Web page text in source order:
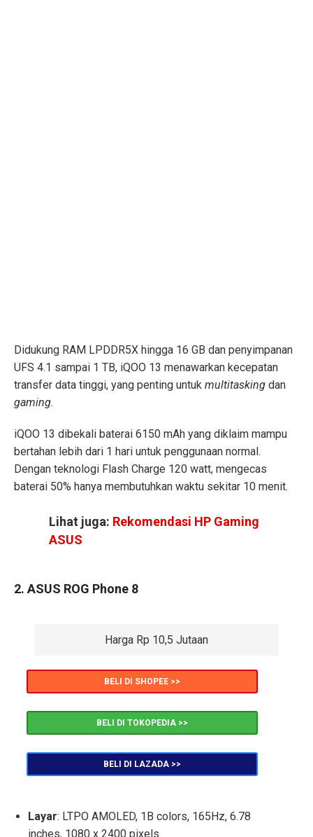
Didukung RAM LPDDR5X hingga 16 GB dan penyimpanan
UFS 4.1 sampai 1 TB, iQOO 13 menawarkan kecepatan
transfer data tinggi, yang penting untuk multitasking dan
gaming.
iQOO 13 dibekali baterai 6150 mAh yang diklaim mampu
bertahan lebih dari 1 hari untuk penggunaan normal.
Dengan teknologi Flash Charge 120 watt, mengecas
baterai 50% hanya membutuhkan waktu sekitar 10 menit.
Lihat juga: Rekomendasi HP Gaming
ASUS
2. ASUS ROG Phone 8
Harga Rp 10,5 Jutaan
BELI DI SHOPEE >>
BELI DI TOKOPEDIA >>
BELI DI LAZADA >>
Layar: LTPO AMOLED, 1B colors, 165Hz, 6.78
inches, 1080 x 2400 pixels